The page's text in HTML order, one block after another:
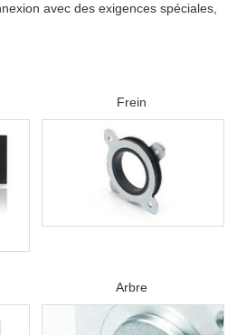
avec des exigences spéciales,
Frein
Arbre